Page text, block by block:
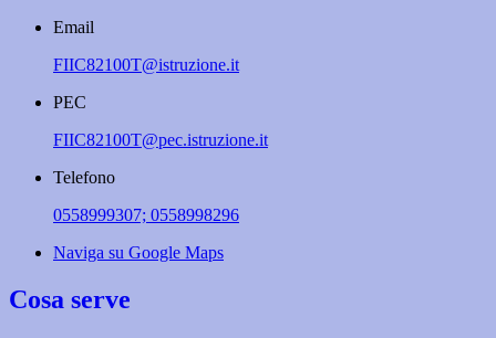
Email
FIIC82100T@istruzione.it
PEC
FIIC82100T@pec.istruzione.it
Telefono
0558999307; 0558998296
Naviga su Google Maps
Cosa serve